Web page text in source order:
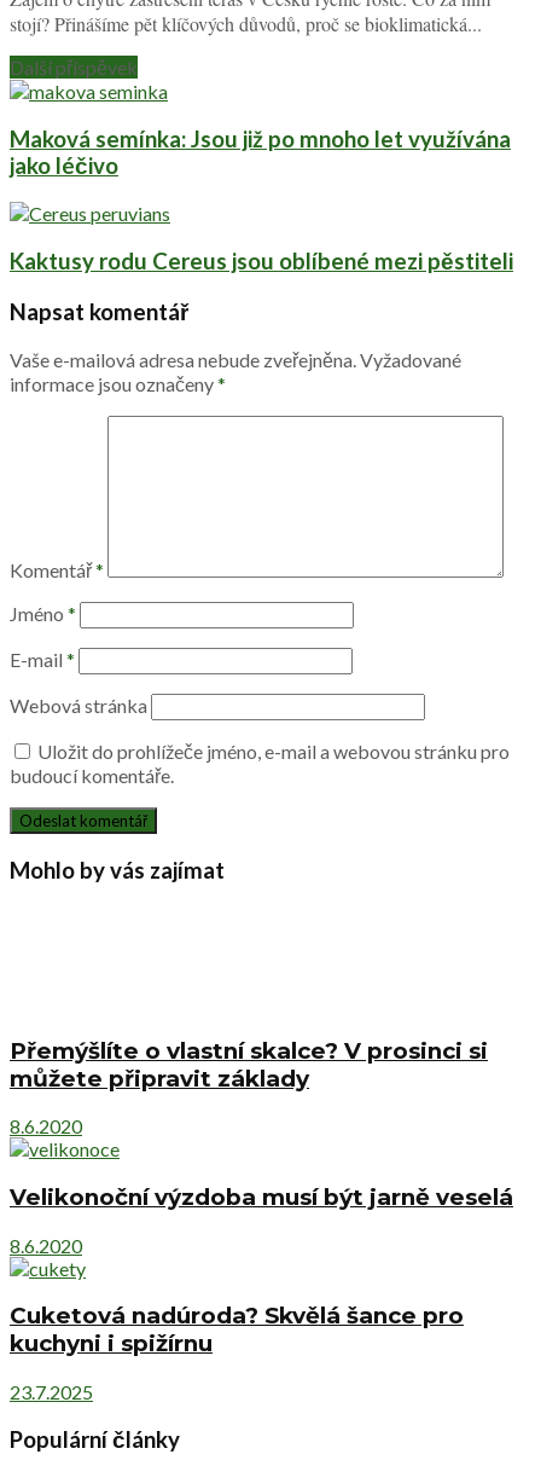
stojí? Přinášíme pět klíčových důvodů, proč se bioklimatická...
Další příspěvek
Maková semínka: Jsou již po mnoho let využívána
jako léčivo
Kaktusy rodu Cereus jsou oblíbené mezi pěstiteli
Napsat komentář
Vaše e-mailová adresa nebude zveřejněna.Vyžadované
informace jsou označeny*
Komentář*
Jméno *
E-mail *
Webová stránka
Uložit do prohlížeče jméno, e-mail a webovou stránku pro
budoucí komentáře.
Mohlo by vás zajímat
Přemýšlíte o vlastní skalce? V prosinci si
můžete připravit základy
8.6.2020
Velikonoční výzdoba musí být jarně veselá
8.6.2020
Cuketová nadúroda? Skvělá šance pro
kuchyni i spižírnu
23.7.2025
Populární články